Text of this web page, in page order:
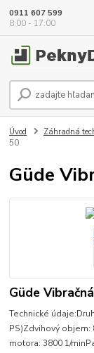
0911 607 599
8:00 - 17:00
Úvod Záhradná
50
Güde
Güde
Technické
PS)Zdvihový objem:
motora: 3800 1/